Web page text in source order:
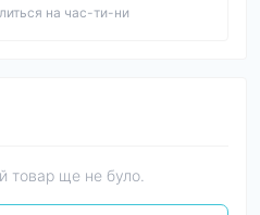
на час-ти-ни
товар ще не було.